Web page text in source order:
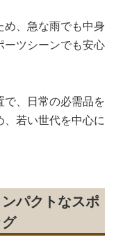
、急な雨でも中身
ーツシーンでも安心
、日常の必需品を
若い世代を中心に
パクトなスポ